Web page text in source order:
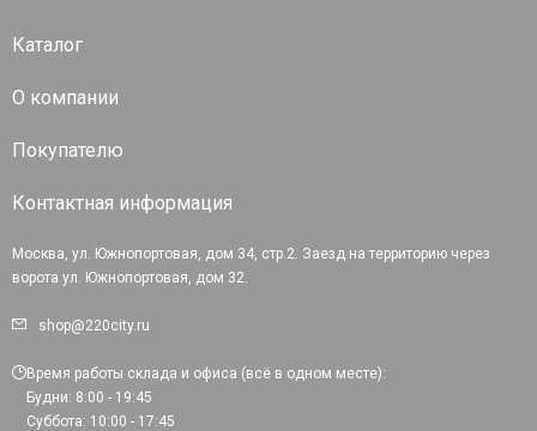
Каталог
О компании
Покупателю
Контактная информация
Москва, ул. Южнопортовая, дом 34, стр.2. Заезд на территорию через
ворота ул. Южнопортовая, дом 32.
shop@220city.ru
Время работы склада и офиса (всё в одном месте):
Будни: 8:00 - 19:45
Суббота: 10:00 - 17:45